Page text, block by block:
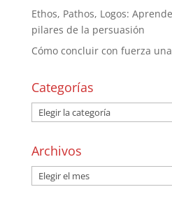
Ethos, Pathos, Logos:
pilares de la persuasión
Cómo concluir con fuerza
Categorías
Archivos